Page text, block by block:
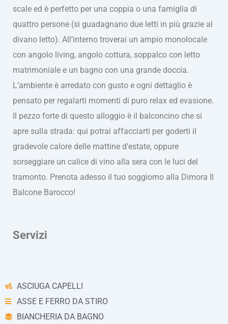
scale ed è perfetto per una coppia o una famiglia di
quattro persone (si guadagnano due letti in più grazie al
divano letto). All’interno troverai un ampio monolocale
con angolo living, angolo cottura, soppalco con letto
matrimoniale e un bagno con una grande doccia.
L’ambiente è arredato con gusto e ogni dettaglio è
pensato per regalarti momenti di puro relax ed evasione.
Il pezzo forte di questo alloggio è il balconcino che si
apre sulla strada: qui potrai affacciarti per goderti il
gradevole calore delle mattine d’estate, oppure
sorseggiare un calice di vino alla sera con le luci del
tramonto. Prenota adesso il tuo soggiorno alla Dimora Il
Balcone Barocco!
Servizi
ASCIUGA CAPELLI
ASSE E FERRO DA STIRO
BIANCHERIA DA BAGNO